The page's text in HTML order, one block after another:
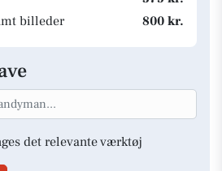
billeder
800 kr.
det relevante værktøj